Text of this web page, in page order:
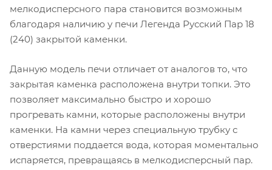
мелкодисперсного пара становится возможным
благодаря наличию у печи Легенда Русский Пар 18
(240) закрытой каменки.
Данную модель печи отличает от аналогов то, что
закрытая каменка расположена внутри топки. Это
позволяет максимально быстро и хорошо
прогревать камни, которые расположены внутри
каменки. На камни через специальную трубку с
отверстиями поддается вода, которая моментально
испаряется, превращаясь в мелкодисперсный пар.